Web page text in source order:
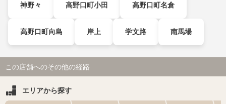
神野々 高野口町小田 高野口町名倉
高野口町向島 岸上 学文路 南馬場
この店舗へのその他の経路
エリアから探す